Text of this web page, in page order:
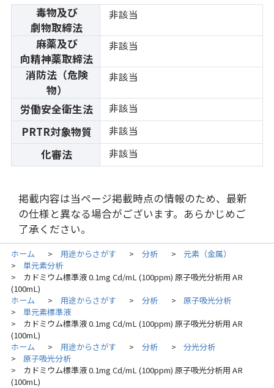
毒物及び
劇物取締法
非該当
麻薬及び
向精神薬取締法
非該当
消防法（危険
物）
非該当
労働安全衛生法 非該当
PRTR対象物質 非該当
化審法 非該当
掲載内容は当ページ掲載時点の情報のため、最新
の仕様と異なる場合がございます。あらかじめご
了承ください。
ホーム > 用途からさがす > 分析 > 元素（金属）
> 単元素分析
>
カドミウム標準液 0.1mg Cd/mL (100ppm) 原子吸光分析用 AR
(100mL)
ホーム
> 用途からさがす > 分析 > 原子吸光分析
> 単元素標準液
>
カドミウム標準液 0.1mg Cd/mL (100ppm) 原子吸光分析用 AR
(100mL)
ホーム
> 用途からさがす > 分析 > 分光分析
> 原子吸光分析
>
カドミウム標準液 0.1mg Cd/mL (100ppm) 原子吸光分析用 AR
(100mL)